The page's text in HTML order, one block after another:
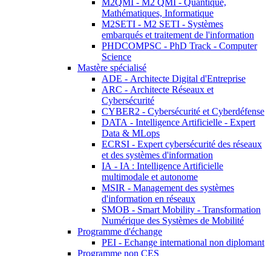
M2QMI - M2 QMI - Quantique,
Mathématiques, Informatique
M2SETI - M2 SETI - Systèmes
embarqués et traitement de l'information
PHDCOMPSC - PhD Track - Computer
Science
Mastère spécialisé
ADE - Architecte Digital d'Entreprise
ARC - Architecte Réseaux et
Cybersécurité
CYBER2 - Cybersécurité et Cyberdéfense
DATA - Intelligence Artificielle - Expert
Data & MLops
ECRSI - Expert cybersécurité des réseaux
et des systèmes d'information
IA - IA : Intelligence Artificielle
multimodale et autonome
MSIR - Management des systèmes
d'information en réseaux
SMOB - Smart Mobility - Transformation
Numérique des Systèmes de Mobilité
Programme d'échange
PEI - Echange international non diplomant
Programme non CES